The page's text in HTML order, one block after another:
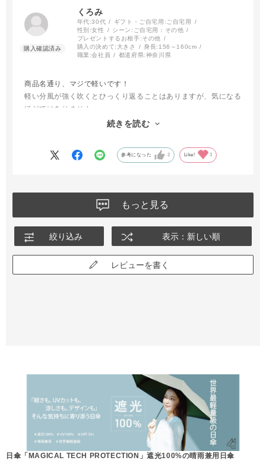
くろみ
年代:30代 ギフト・ご自宅用: ご自宅用
性別:女性 シーン: ご自宅用：その他
プレゼントするお相手:その他
購入の決めて: 大きさ 身長: 156～160cm
職業:会社員 都道府県:神奈川県
商品名通り、マジで軽いです！
軽い分風が強く吹くとひっくり返ることはありますが、気になる
ほどではありません。
短時間ならポケットにも入れておけるものを探していたので、希
続きを読む
参考になった 2 Like! 3
もっと見る
絞り込み 表示：新しい順
レビューを書く
日傘「MAGICAL TECH PROTECTION」遮光100%の晴雨兼用日傘